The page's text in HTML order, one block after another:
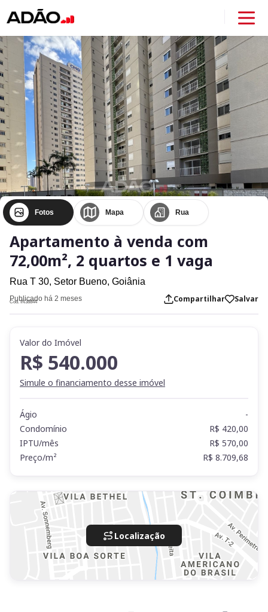
Fotos Mapa Rua
Apartamento à venda com
72,00m², 2 quartos e 1 vaga
Rua T 30, Setor Bueno, Goiânia
Publicado há 2 meses
Cod. IN38844 Compartilhar Salvar
Valor do Imóvel
R$ 540.000
Simule o financiamento desse imóvel
Ágio
-
Condomínio
R$ 420,00
IPTU/mês
R$ 570,00
Preço/m²
R$ 8.709,68
Localização